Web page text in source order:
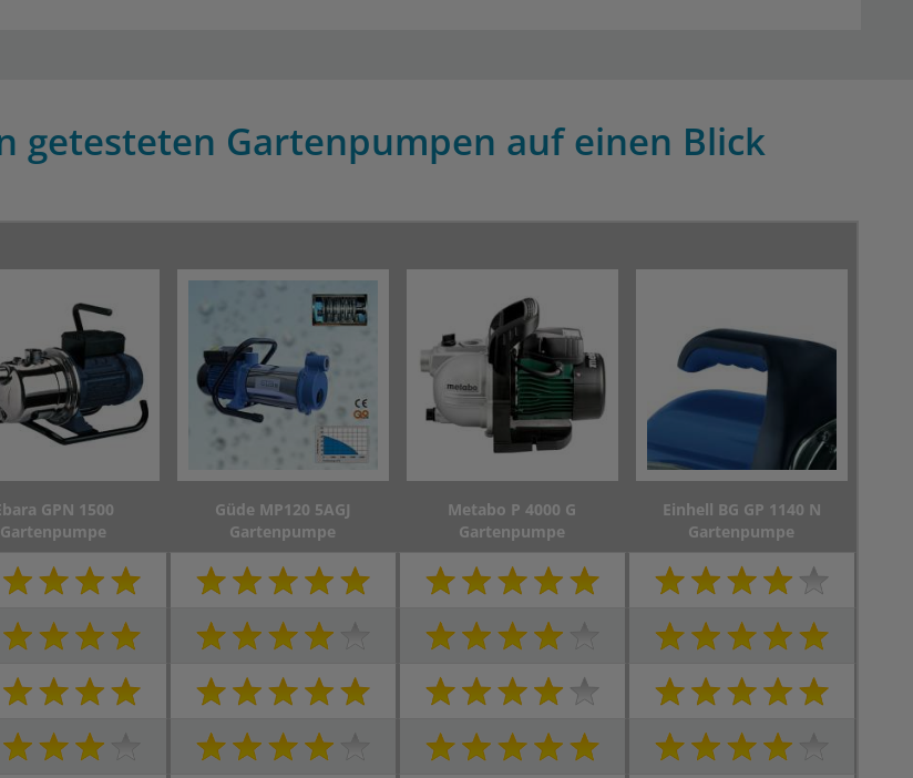
getesteten Gartenpumpen auf einen Blick
GPN 1500
Gartenpumpe
Güde MP120 5AGJ
Gartenpumpe
Metabo P 4000 G
Gartenpumpe
Einhell BG GP 1140 N
Gartenpumpe